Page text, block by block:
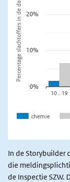
In de Storybuilder
die
de Inspectie SZW.